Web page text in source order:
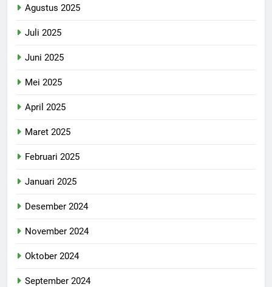
Agustus 2025
Juli 2025
Juni 2025
Mei 2025
April 2025
Maret 2025
Februari 2025
Januari 2025
Desember 2024
November 2024
Oktober 2024
September 2024